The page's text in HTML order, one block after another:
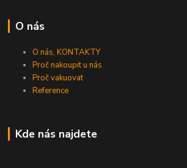
O nás
O nás, KONTAKTY
Proč nakoupit u nás
Proč vakuovat
Reference
Kde nás najdete